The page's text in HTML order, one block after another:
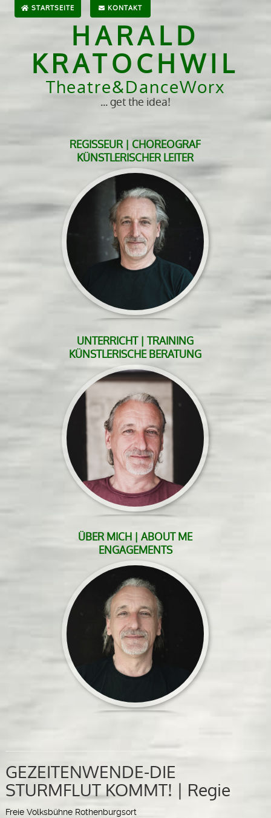
STARTSEITE KONTAKT
HARALD
KRATOCHWIL
Theatre&DanceWorx
... get the idea!
REGISSEUR | CHOREOGRAF
KÜNSTLERISCHER LEITER
UNTERRICHT | TRAINING
KÜNSTLERISCHE BERATUNG
ÜBER MICH | ABOUT ME
ENGAGEMENTS
GEZEITENWENDE-DIE
STURMFLUT KOMMT! | Regie
Freie Volksbühne Rothenburgsort